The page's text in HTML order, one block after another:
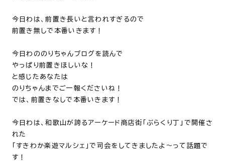
今日わは、前置き長いと言われすぎるので
前置き無しで本番いきます！
今日わののりちゃんブログを読んで
やっぱり前置きほしいな！
と感じたあなたは
のりちゃんまでご一報くださいね！
では、前置きなしで本番いきます！
今日わは、和歌山が誇るアーケード商店街「ぶらくり丁」で開催さ
れた
「すきわか楽遊マルシェ」で司会をしてきましたよ〜って話題で
す！